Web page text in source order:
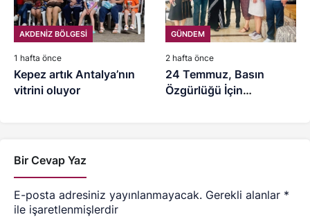
AKDENİZ BÖLGESİ
1 hafta önce
Kepez artık Antalya’nın
vitrini oluyor
GÜNDEM
2 hafta önce
24 Temmuz, Basın
Özgürlüğü İçin
Bir Cevap Yaz
E-posta adresiniz yayınlanmayacak. Gerekli alanlar *
ile işaretlenmişlerdir